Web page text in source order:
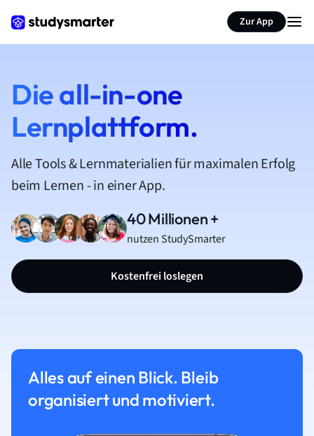
Zur App
Die all-in-one
Lernplattform.
Alle Tools & Lernmaterialien für maximalen Erfolg
beim Lernen - in einer App.
40 Millionen +
nutzen StudySmarter
Kostenfrei loslegen
Alles auf einen Blick. Bleib
organisiert und motiviert.